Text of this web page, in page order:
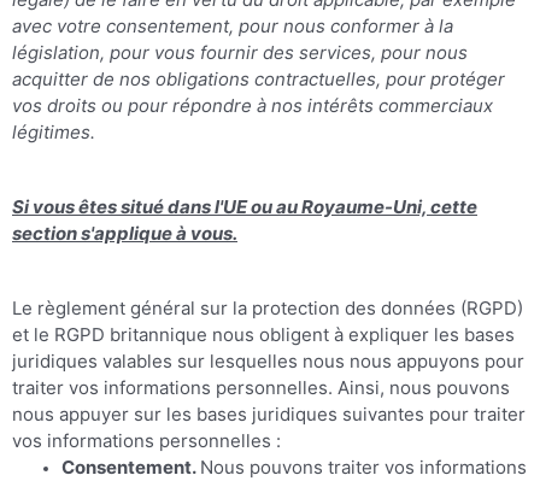
avec votre consentement, pour nous conformer à la
législation, pour vous fournir des services, pour nous
acquitter de nos obligations contractuelles, pour protéger
vos droits ou pour répondre à nos intérêts commerciaux
légitimes.
Si vous êtes situé dans l'UE ou au Royaume-Uni, cette
section s'applique à vous.
Le règlement général sur la protection des données (RGPD)
et le RGPD britannique nous obligent à expliquer les bases
juridiques valables sur lesquelles nous nous appuyons pour
traiter vos informations personnelles. Ainsi, nous pouvons
nous appuyer sur les bases juridiques suivantes pour traiter
vos informations personnelles :
Consentement. Nous pouvons traiter vos informations